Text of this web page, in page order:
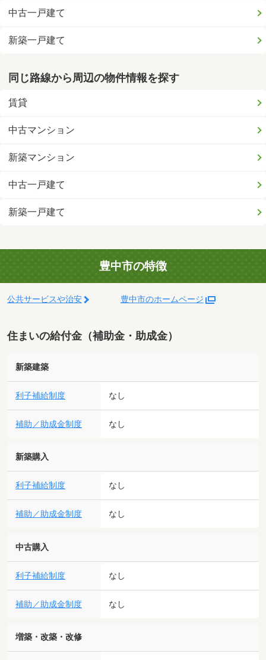
中古一戸建て
新築一戸建て
同じ路線から周辺の物件情報を探す
賃貸
中古マンション
新築マンション
中古一戸建て
新築一戸建て
豊中市の特徴
公共サービスや治安 豊中市のホームページ
住まいの給付金（補助金・助成金）
新築建築
利子補給制度 なし
補助／助成金制度 なし
新築購入
利子補給制度 なし
補助／助成金制度 なし
中古購入
利子補給制度 なし
補助／助成金制度 なし
増築・改築・改修